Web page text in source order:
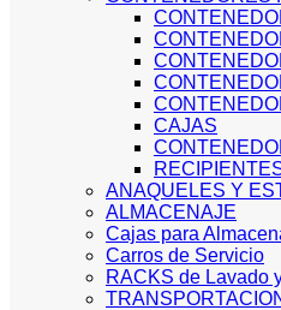
CAJAS
ANAQUELES Y
ALMACENAJE
Cajas para
Carros de Servicio
RACKS de Lavado